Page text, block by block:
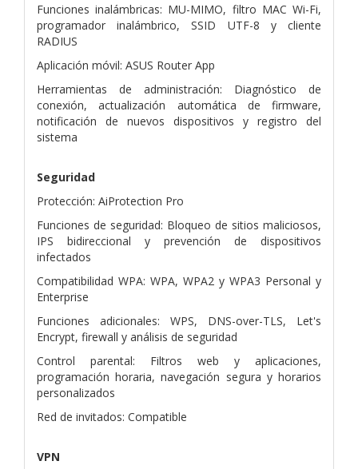
Funciones inalámbricas: MU-MIMO, filtro MAC Wi-Fi,
programador inalámbrico, SSID UTF-8 y cliente
RADIUS
Aplicación móvil: ASUS Router App
Herramientas de administración: Diagnóstico de
conexión, actualización automática de firmware,
notificación de nuevos dispositivos y registro del
sistema
Seguridad
Protección: AiProtection Pro
Funciones de seguridad: Bloqueo de sitios maliciosos,
IPS bidireccional y prevención de dispositivos
infectados
Compatibilidad WPA: WPA, WPA2 y WPA3 Personal y
Enterprise
Funciones adicionales: WPS, DNS-over-TLS, Let's
Encrypt, firewall y análisis de seguridad
Control parental: Filtros web y aplicaciones,
programación horaria, navegación segura y horarios
personalizados
Red de invitados: Compatible
VPN